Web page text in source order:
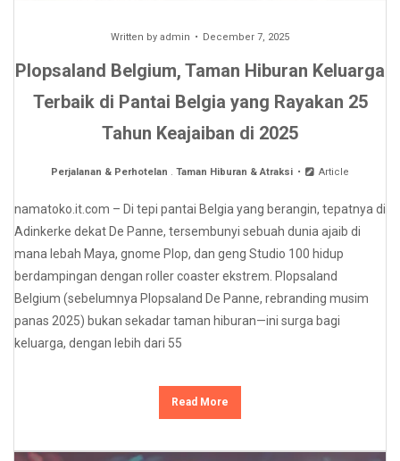
Written by admin December 7, 2025
Plopsaland Belgium, Taman Hiburan Keluarga
Terbaik di Pantai Belgia yang Rayakan 25
Tahun Keajaiban di 2025
Perjalanan & Perhotelan .Taman Hiburan & Atraksi Article
namatoko.it.com – Di tepi pantai Belgia yang berangin, tepatnya di
Adinkerke dekat De Panne, tersembunyi sebuah dunia ajaib di
mana lebah Maya, gnome Plop, dan geng Studio 100 hidup
berdampingan dengan roller coaster ekstrem. Plopsaland
Belgium (sebelumnya Plopsaland De Panne, rebranding musim
panas 2025) bukan sekadar taman hiburan—ini surga bagi
keluarga, dengan lebih dari 55
Read More